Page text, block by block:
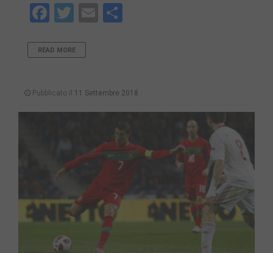
Facebook
Twitter
Email
READ MORE
Pubblicato il 11 Settembre 2018